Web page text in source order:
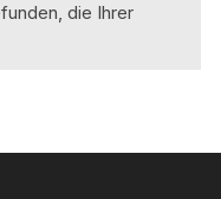
die Ihrer